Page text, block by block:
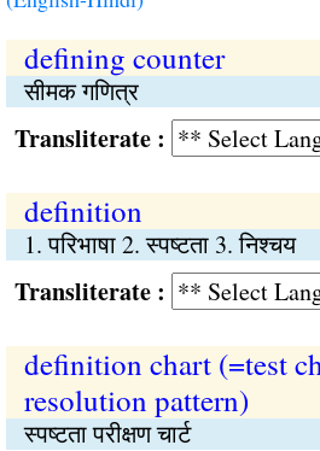
defining counter
सीमक गणित्र
:
definition
1. परिभाषा 2. स्पष्टता 3. निश्चय
:
definition chart (=test
resolution pattern)
स्पष्टता परीक्षण चार्ट